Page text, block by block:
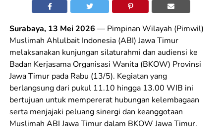
Surabaya, 13 Mei 2026 — Pimpinan Wilayah (Pimwil)
Muslimah Ahlulbait Indonesia (ABI) Jawa Timur
melaksanakan kunjungan silaturahmi dan audiensi ke
Badan Kerjasama Organisasi Wanita (BKOW) Provinsi
Jawa Timur pada Rabu (13/5). Kegiatan yang
berlangsung dari pukul 11.10 hingga 13.00 WIB ini
bertujuan untuk mempererat hubungan kelembagaan
serta menjajaki peluang sinergi dan keanggotaan
Muslimah ABI Jawa Timur dalam BKOW Jawa Timur.